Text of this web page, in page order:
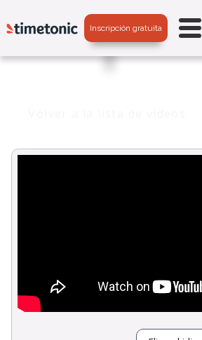
Inscripción gratuita